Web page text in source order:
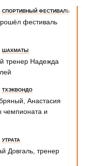
СПОРТИВНЫЙ ФЕСТИВАЛЬ
фестиваль
ШАХМАТЫ
тренер Надежда
ТХЭКВОНДО
Анастасия
чемпионата и
УТРАТА
Довгаль, тренер